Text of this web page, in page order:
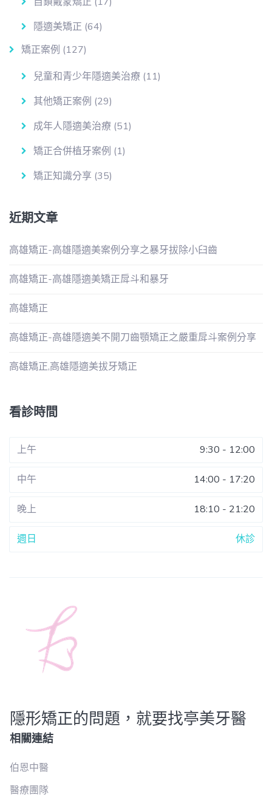
隱適美矯正 (64)
矯正案例 (127)
兒童和青少年隱適美治療 (11)
其他矯正案例 (29)
成年人隱適美治療 (51)
矯正合併植牙案例 (1)
矯正知識分享 (35)
近期文章
高雄矯正-高雄隱適美案例分享之暴牙拔除小臼齒
高雄矯正-高雄隱適美矯正戽斗和暴牙
高雄矯正
高雄矯正-高雄隱適美不開刀齒顎矯正之嚴重戽斗案例分享
高雄矯正,高雄隱適美拔牙矯正
看診時間
上午 9:30 - 12:00
中午 14:00 - 17:20
晚上 18:10 - 21:20
週日 休診
隱形矯正的問題，就要找亭美牙醫
相關連結
伯恩中醫
醫療團隊